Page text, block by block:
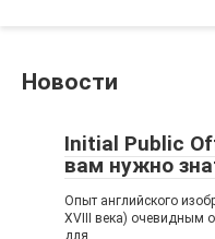
Новости
Initial Public
вам нужно
Опыт английского
XVIII века) очевидным
для